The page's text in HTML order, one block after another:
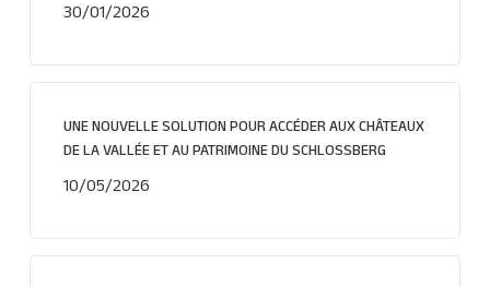
30/01/2026
UNE NOUVELLE SOLUTION POUR ACCÉDER AUX CHÂTEAUX
DE LA VALLÉE ET AU PATRIMOINE DU SCHLOSSBERG
10/05/2026